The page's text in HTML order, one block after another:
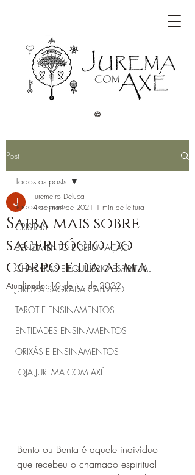
©
Post
Todos os posts
CRISTAIS
BENZIMENTO E DEFUMAÇÃO
CHACKRAS E EQUILÍBRIO ESPIRITUAL
JUREMA SAGRADA CATIMBÓ
TAROT E ENSINAMENTOS
ENTIDADES ENSINAMENTOS
ORIXÁS E ENSINAMENTOS
LOJA JUREMA COM AXÉ
Todos os posts
Saiba mais sobre
sacerdócio do
corpo e da alma
Juremeiro Deluca
4 de mar. de 2021 1 min de leitura
Atualizado:10 de jul. de 2022
Bento ou Benta é aquele indivíduo
que recebeu o chamado espiritual